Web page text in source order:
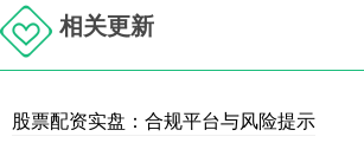
相关更新
股票配资实盘：合规平台与风险提示